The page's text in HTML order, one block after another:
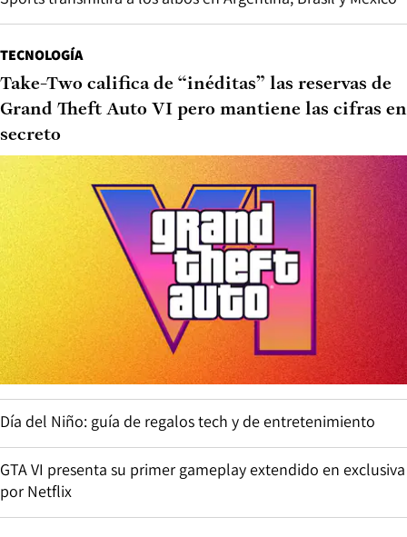
TECNOLOGÍA
Take-Two califica de “inéditas” las reservas de
Grand Theft Auto VI pero mantiene las cifras en
secreto
Día del Niño: guía de regalos tech y de entretenimiento
GTA VI presenta su primer gameplay extendido en exclusiva
por Netflix